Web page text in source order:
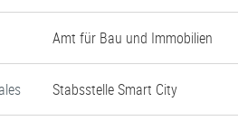
Amt für Bau und Immobilien
Stabsstelle Smart City